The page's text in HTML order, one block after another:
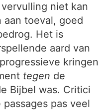
niet kan
toeval, goed
Het is
aard van
kringen
tegen de
Bijbel was. Critici
pas veel